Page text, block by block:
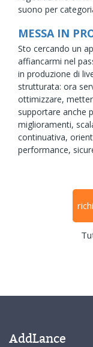
suono per
MESSA IN
Sto cercando un
affiancarmi nel
in produzione di
strutturata: ora
ottimizzare,
supportare anche
miglioramenti,
continuativa,
performance,
AddLance